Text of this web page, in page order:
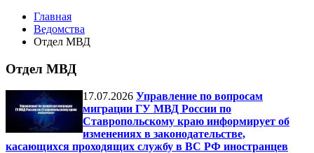
Главная
Ведомства
Отдел МВД
Отдел МВД
17.07.2026 Управление по вопросам
миграции ГУ МВД России по
Ставропольскому краю информирует об
изменениях в законодательстве,
касающихся проходящих службу в ВС РФ иностранцев